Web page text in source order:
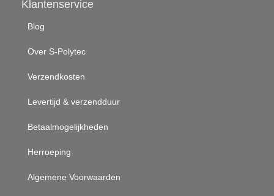
Klantenservice
Blog
Over S-Polytec
Verzendkosten
Levertijd & verzendduur
Betaalmogelijkheden
Herroeping
Algemene Voorwaarden